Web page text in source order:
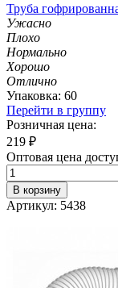
Труба
Ужасно
Плохо
Нормально
Хорошо
Отлично
Упаковка: 60
Перейти в группу
Розничная цена:
219 ₽
Оптовая цена
В корзину
Артикул: 5438